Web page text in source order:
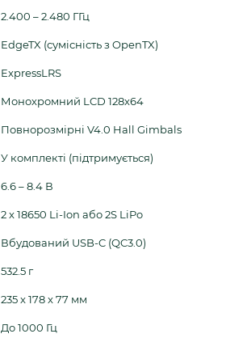
2.400 – 2.480 ГГц
EdgeTX (сумісність з OpenTX)
ExpressLRS
Монохромний LCD 128x64
Повнорозмірні V4.0 Hall Gimbals
У комплекті (підтримується)
6.6 – 8.4 В
2 x 18650 Li-Ion або 2S LiPo
Вбудований USB-C (QC3.0)
532.5 г
235 x 178 x 77 мм
До 1000 Гц